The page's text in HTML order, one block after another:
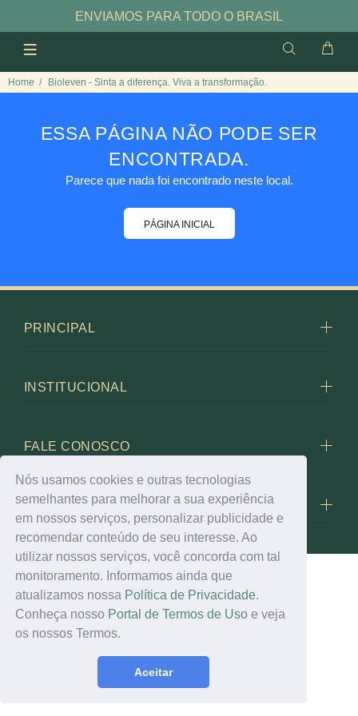
Nós usamos cookies e outras tecnologias
semelhantes para melhorar a sua experiência
em nossos serviços, personalizar publicidade e
recomendar conteúdo de seu interesse. Ao
utilizar nossos serviços, você concorda com tal
monitoramento. Informamos ainda que
atualizamos nossa Política de Privacidade.
Conheça nosso Portal de Termos de Uso e veja
os nossos Termos.
Aceitar
ENVIAMOS PARA TODO O BRASIL
Home Bioleven - Sinta a diferença. Viva a transformação.
ESSA PÁGINA NÃO PODE SER
ENCONTRADA.
Parece que nada foi encontrado neste local.
PÁGINA INICIAL
PRINCIPAL
INSTITUCIONAL
FALE CONOSCO
BIOLEVEN
© 2023